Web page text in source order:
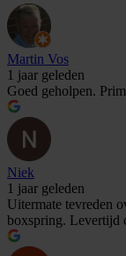
Martin Vos
1 jaar geleden
Goed geholpen.
Niek
1 jaar geleden
Uitermate tevreden
boxspring. Levertijd